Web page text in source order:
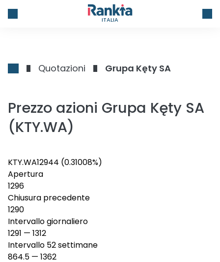
ITALIA
Quotazioni Grupa Kęty SA
Prezzo azioni Grupa Kęty SA
(KTY.WA)
KTY.WA12944 (0.31008%)
Apertura
1296
Chiusura precedente
1290
Intervallo giornaliero
1291 — 1312
Intervallo 52 settimane
864.5 — 1362